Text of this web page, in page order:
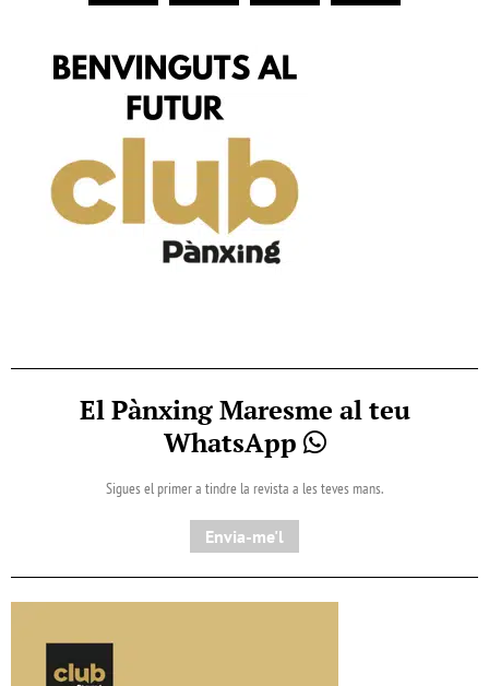
El Pànxing Maresme al teu
WhatsApp
Sigues el primer a tindre la revista a les teves mans.
Envia-me'l